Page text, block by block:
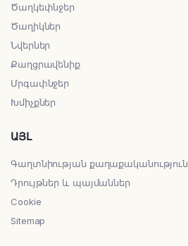
Ծաղկեփնջեր
Ծաղիկներ
Նվերներ
Քաղցրավենիք
Մրգափնջեր
Խմիչքներ
ԱՅԼ
Գաղտնիության քաղաքականություն
Դրույթներ և պայմաններ
Cookie
Sitemap